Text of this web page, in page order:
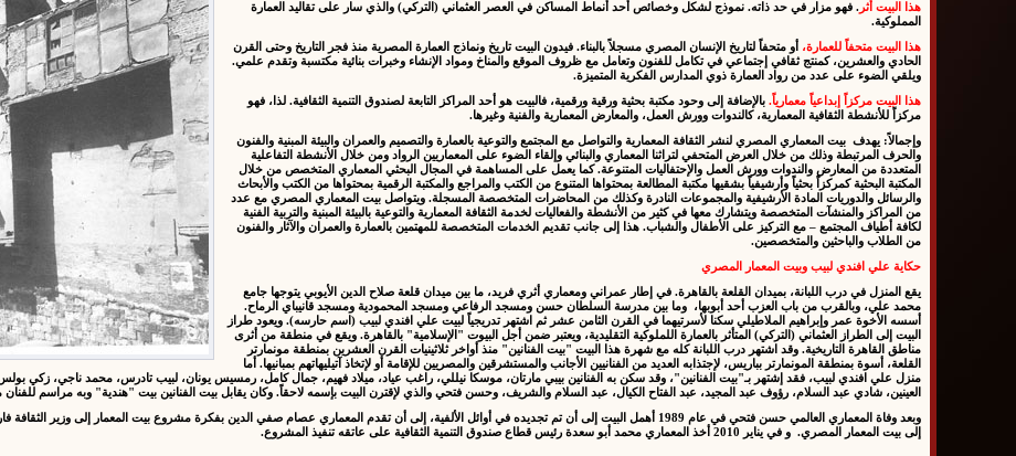
هذا البيت أثر . فهو مزار في حد ذاته. نموذج لشكل وخصائص أحد أنماط المساكن في العصر العثماني (التركي) والذي سار على تقاليد العمارة
المملوكية.
هذا البيت متحفاً للعمارة، أو متحفاً لتاريخ الإنسان المصري مسجلاً بالبناء. فيدون البيت تاريخ ونماذج العمارة المصرية منذ فجر التاريخ وحتى القرن
الحادي والعشرين، كمنتج ثقافي إجتماعي في تكامل للفنون وتعامل مع ظروف الموقع والمناخ ومواد الإنشاء وخبرات بنائية مكتسبة وتقدم علمي.
ويلقي الضوء على عدد من رواد العمارة ذوي المدارس الفكرية المتميزة.
هذا البيت مركزاً إبداعياً معمارياً. بالإضافة إلى وحود مكتبة بحثية ورقية ورقمية، فالبيت هو أحد المراكز التابعة لصندوق التنمية الثقافية. لذا، فهو
مركزاً للأنشطة الثقافية المعمارية، كالندوات وورش العمل، والمعارض المعمارية والفنية وغيرها.
وإجمالاً: يهدف بيت المعماري المصري لنشر الثقافة المعمارية والتواصل مع المجتمع والتوعية بالعمارة والتصميم والعمران والبيئة المبنية والفنون
والحرف المرتبطة وذلك من خلال العرض المتحفي لتراثنا المعماري والبنائي وإلقاء الضوء على المعماريين الرواد ومن خلال الأنشطة التفاعلية
المتعددة من المعارض والندوات وورش العمل والإحتفاليات المتنوعة. كما يعمل على المساهمة في المجال البحثي المعماري المتخصص من خلال
المكتبة البحثية كمركزاً بحثياً وأرشيفياً بشقيها مكتبة المطالعة بمحتواها المتنوع من الكتب والمراجع والمكتبة الرقمية بمحتواها من الكتب والأبحاث
والرسائل والدوريات المادة الأرشيفية والمجموعات النادرة وكذلك من المحاضرات المتخصصة المسجلة. ويتواصل بيت المعماري المصري مع عدد
من المراكز والمنشآت المتخصصة ويتشارك معها في كثير من الأنشطة والفعاليات لخدمة الثقافة المعمارية والتوعية بالبيئة المبنية والتربية الفنية
لكافة أطياف المجتمع – مع التركيز على الأطفال والشباب. هذا إلى جانب تقديم الخدمات المتخصصة للمهتمين بالعمارة والعمران والآثار والفنون
من الطلاب والباحثين والمتخصصين.
حكاية علي افندي لبيب وبيت المعمار المصري
يقع المنزل في درب اللبانة، بميدان القلعة بالقاهرة. في إطار عمراني ومعماري أثري فريد، ما بين ميدان قلعة صلاح الدين الأيوبي يتوجها جامع
محمد علي، وبالقرب من باب العزب أحد أبوبها، وما بين مدرسة السلطان حسن ومسجد الرفاعي ومسجد المحمودية ومسجد قانيباي الرماح.
أسسه الأخوة عمر وإبراهيم الملاطيلي سكنا لأسرتيهما في القرن الثامن عشر ثم اشتهر تدريجياً لبيت علي افندي لبيب (اسم حارسه). ويعود طراز
البيت إلى الطراز العثماني (التركي) المتأثر بالعمارة اللملوكية التقليدية، ويعتبر ضمن أجل البيوت "الإسلامية" بالقاهرة. ويقع في منطقة من أثرى
مناطق القاهرة التاريخية. وقد اشتهر درب اللبانة كله مع شهرة هذا البيت "بيت الفنانين" منذ أواخر ثلاثينيات القرن العشرين بمنطقة مونمارتر
القلعة، أسوة بمنطقة المونمارتر بباريس، لإجتذابه العديد من الفنانيين الأجانب والمستشرقين والمصريين للإقامة أو لإتخاذ آتيليهاتهم بمبانيها. أما
منزل علي افندي لبيب، فقد إشتهر بـ"بيت الفنانين"، وقد سكن به الفنانين بيبي مارتان، موسكا نيللي، راغب عياد، ميلاد فهيم، جمال كامل، رمسيس يونان، لبيب تادرس، محمد ناجي، زكي
العينين، شادي عبد السلام، رؤوف عبد المجيد، عبد الفتاح الكيال، عبد السلام والشريف، وحسن فتحي والذي لإقترن البيت بإسمه لاحقاً. وكان يقابل بيت الفنانين بيت "هندية" وبه مراسم
إلى بيت المعمار المصري. و في يناير 2010 أخذ المعماري محمد أبو سعدة رئيس قطاع صندوق التنمية الثقافية على عاتقه تنفيذ المشروع.